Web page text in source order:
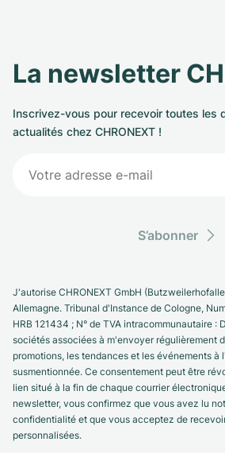
La newsletter
Inscrivez-vous pour recevoir toutes les
actualités chez CHRONEXT !
S’abonner
J'autorise CHRONEXT GmbH
Allemagne. Tribunal d'Instance de Cologne,
HRB 121434 ; N° de TVA intracommunautaire :
sociétés associées à m'envoyer régulièrement
promotions, les tendances et les événements à
susmentionnée. Ce consentement peut être
lien situé à la fin de chaque courrier
newsletter, vous confirmez que vous avez lu
confidentialité et que vous acceptez de
personnalisées.